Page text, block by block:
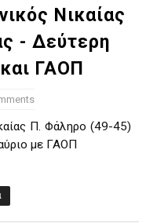
Νικαίας
- Δεύτερη
ΓΑΟΠ
Π. Φάληρο (49-45)
αύριο με ΓΑΟΠ